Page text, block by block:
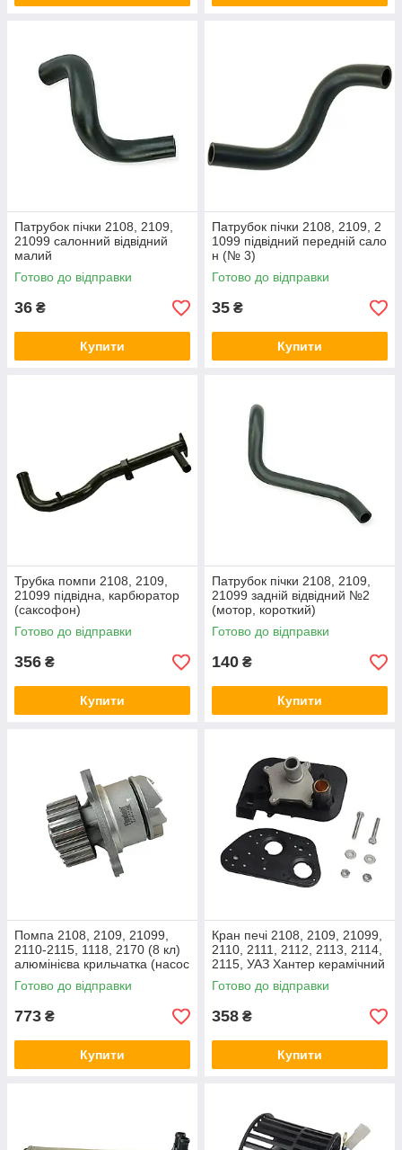
Патрубок пічки 2108, 2109,
21099 салонний відвідний
малий
Готово до відправки
36 ₴
Купити
Патрубок пічки 2108, 2109, 2
1099 підвідний передній сало
н (№ 3)
Готово до відправки
35 ₴
Купити
Трубка помпи 2108, 2109,
21099 підвідна, карбюратор
(саксофон)
Готово до відправки
356 ₴
Купити
Патрубок пічки 2108, 2109,
21099 задній відвідний №2
(мотор, короткий)
Готово до відправки
140 ₴
Купити
Помпа 2108, 2109, 21099,
2110-2115, 1118, 2170 (8 кл)
алюмінієва крильчатка (насос
водяний) Finwhale
Готово до відправки
773 ₴
Купити
Кран печі 2108, 2109, 21099,
2110, 2111, 2112, 2113, 2114,
2115, УАЗ Хантер керамічний
з мідною втулкою AT
Готово до відправки
358 ₴
Купити